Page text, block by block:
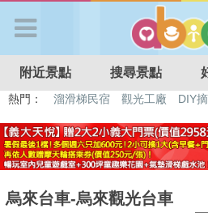
APP登入
首 頁
附近景點 搜尋景點
熱門： 溜滑梯民宿 觀光工廠 DIY
烏來台車-烏來觀光台車